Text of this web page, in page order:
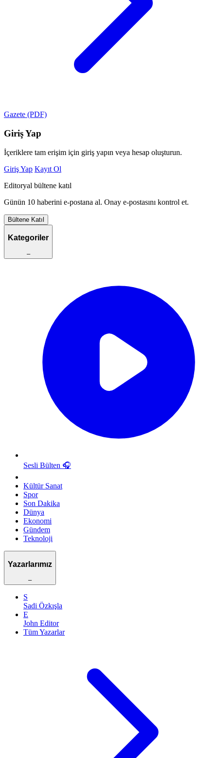
Gazete (PDF)
Giriş Yap
İçeriklere tam erişim için giriş yapın veya hesap oluşturun.
Giriş Yap Kayıt Ol
Editoryal bültene katıl
Günün 10 haberini e-postana al. Onay e-postasını kontrol et.
Bültene Katıl
Kategoriler
–
Sesli Bülten 🎧
Kültür Sanat
Spor
Son Dakika
Dünya
Ekonomi
Gündem
Teknoloji
Yazarlarımız
–
S
Sadi Özkışla
E
John Editor
Tüm Yazarlar